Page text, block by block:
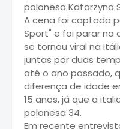
polonesa Katarzyna
A cena foi captada
Sport" e foi parar na
se tornou viral na
juntas por duas
até o ano passado,
diferença de idade
15 anos, já que a
polonesa 34.
Em recente